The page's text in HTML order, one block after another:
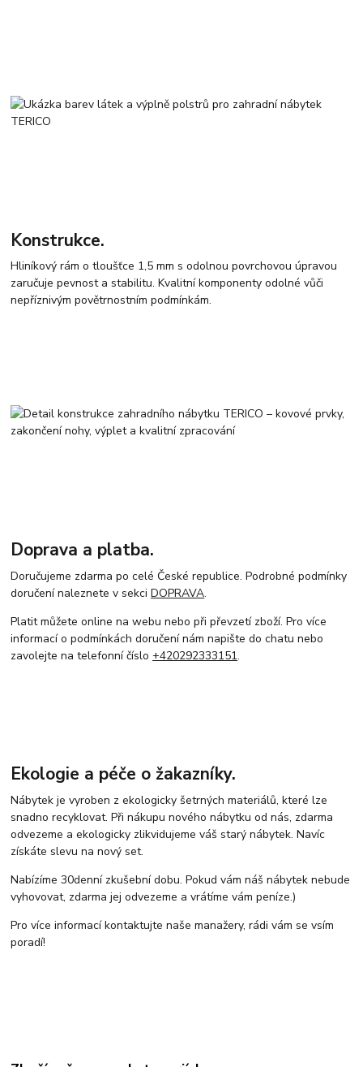
Konstrukce.
Hliníkový rám o tloušťce 1,5 mm s odolnou povrchovou úpravou
zaručuje pevnost a stabilitu. Kvalitní komponenty odolné vůči
nepříznivým povětrnostním podmínkám.
Doprava a platba.
Doručujeme zdarma po celé České republice. Podrobné podmínky
doručení naleznete v sekciDOPRAVA.
Platit můžete online na webu nebo při převzetí zboží. Pro více
informací o podmínkách doručení nám napište do chatu nebo
zavolejte na telefonní číslo+420292333151.
Ekologie a péče o žakazníky.
Nábytek je vyroben z ekologicky šetrných materiálů, které lze
snadno recyklovat. Při nákupu nového nábytku od nás, zdarma
odvezeme a ekologicky zlikvidujeme váš starý nábytek. Navíc
získáte slevu na nový set.
Nabízíme 30denní zkušební dobu. Pokud vám náš nábytek nebude
vyhovovat, zdarma jej odvezeme a vrátíme vám peníze.)
Pro více informací kontaktujte naše manažery, rádi vám se vsím
poradí!